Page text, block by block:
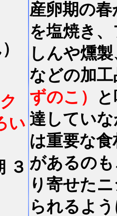
い
３
産卵期の
を塩焼き
しんや燻
などの加
ずのこ）
達してい
は重要な
があるの
り寄せた
られるよ